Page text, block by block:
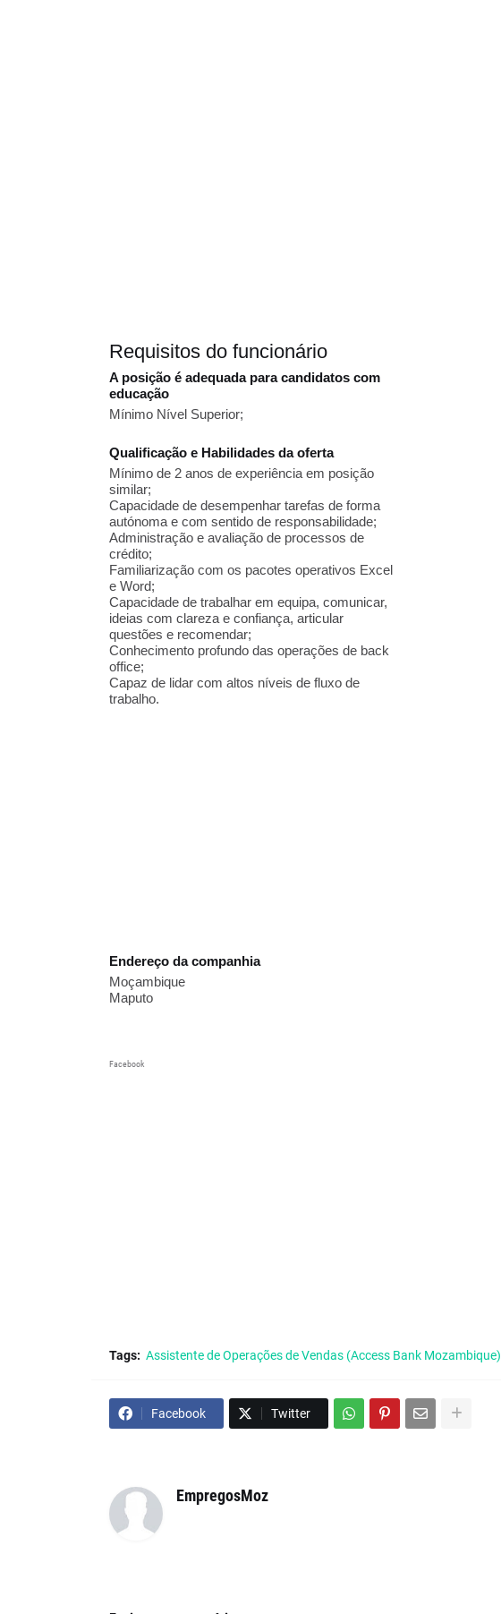
Requisitos do funcionário
A posição é adequada para candidatos com
educação
Mínimo Nível Superior;
Qualificação e Habilidades da oferta
Mínimo de 2 anos de experiência em posição
similar;
Capacidade de desempenhar tarefas de forma
autónoma e com sentido de responsabilidade;
Administração e avaliação de processos de
crédito;
Familiarização com os pacotes operativos Excel
e Word;
Capacidade de trabalhar em equipa, comunicar,
ideias com clareza e confiança, articular
questões e recomendar;
Conhecimento profundo das operações de back
office;
Capaz de lidar com altos níveis de fluxo de
trabalho.
Endereço da companhia
Moçambique
Maputo
Facebook
Tags: Assistente de Operações de Vendas (Access Bank Mozambique)
Facebook Twitter
EmpregosMoz